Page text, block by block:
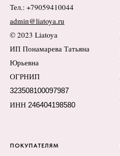
Тел.: +79059410044
admin@liatoya.ru
© 2023 Liatoya
ИП Понамарева Татьяна
Юрьевна
ОГРНИП
323508100097987
ИНН 246404198580
ПОКУПАТЕЛЯМ